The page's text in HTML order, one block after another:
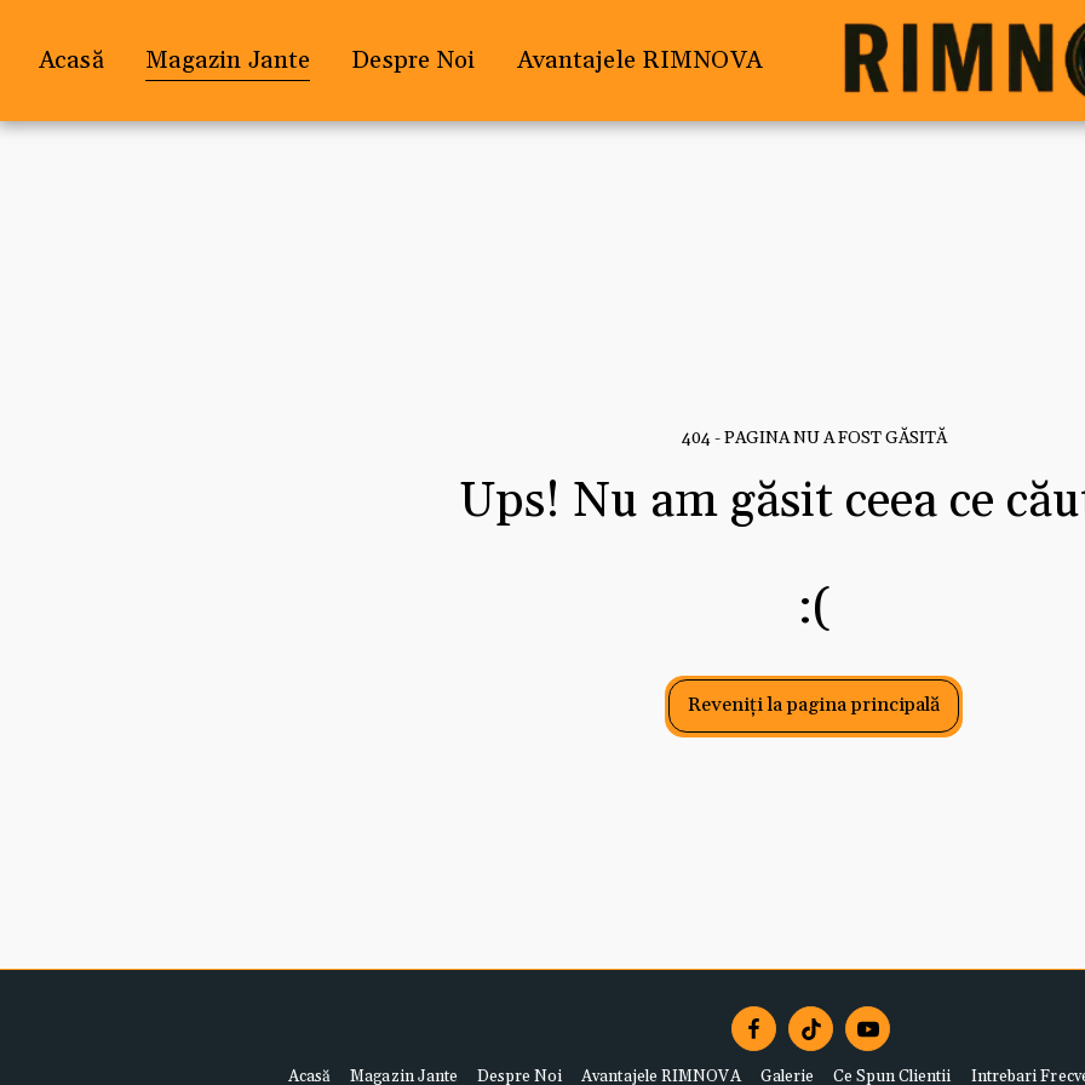
Acasă Magazin Jante Despre Noi Avantajele RIMNOVA
404 - PAGINA NU A FOST GĂSITĂ
Ups! Nu am găsit ceea ce
:(
Reveniți la pagina principală
Acasă Magazin Jante Despre Noi Avantajele RIMNOVA Galerie Ce Spun Clientii Intrebari